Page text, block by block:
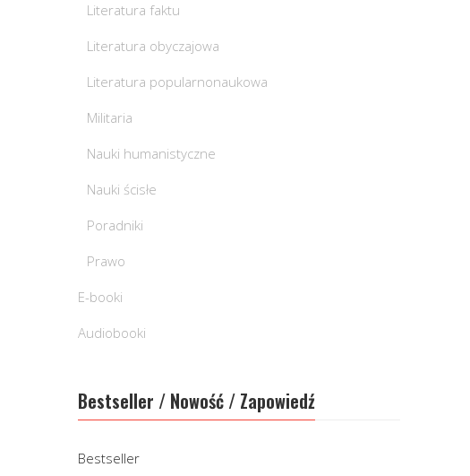
Literatura faktu
Literatura obyczajowa
Literatura popularnonaukowa
Militaria
Nauki humanistyczne
Nauki ścisłe
Poradniki
Prawo
E-booki
Audiobooki
Bestseller / Nowość / Zapowiedź
Bestseller